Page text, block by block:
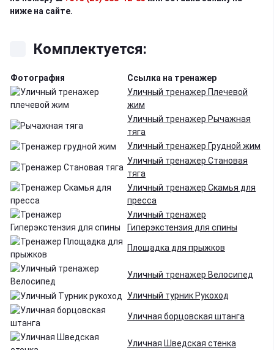
ниже на сайте.
Комплектуется:
Фотография
Ссылка на тренажер
Уличный тренажер Плечевой
жим
Уличный тренажер Рычажная
тяга
Уличный тренажер Грудной жим
Уличный тренажер Становая
тяга
Уличный тренажер Скамья для
пресса
Уличный тренажер
Гиперэкстензия для спины
Площадка для прыжков
Уличный тренажер Велосипед
Уличный турник Рукоход
Уличная борцовская штанга
Уличная Шведская стенка